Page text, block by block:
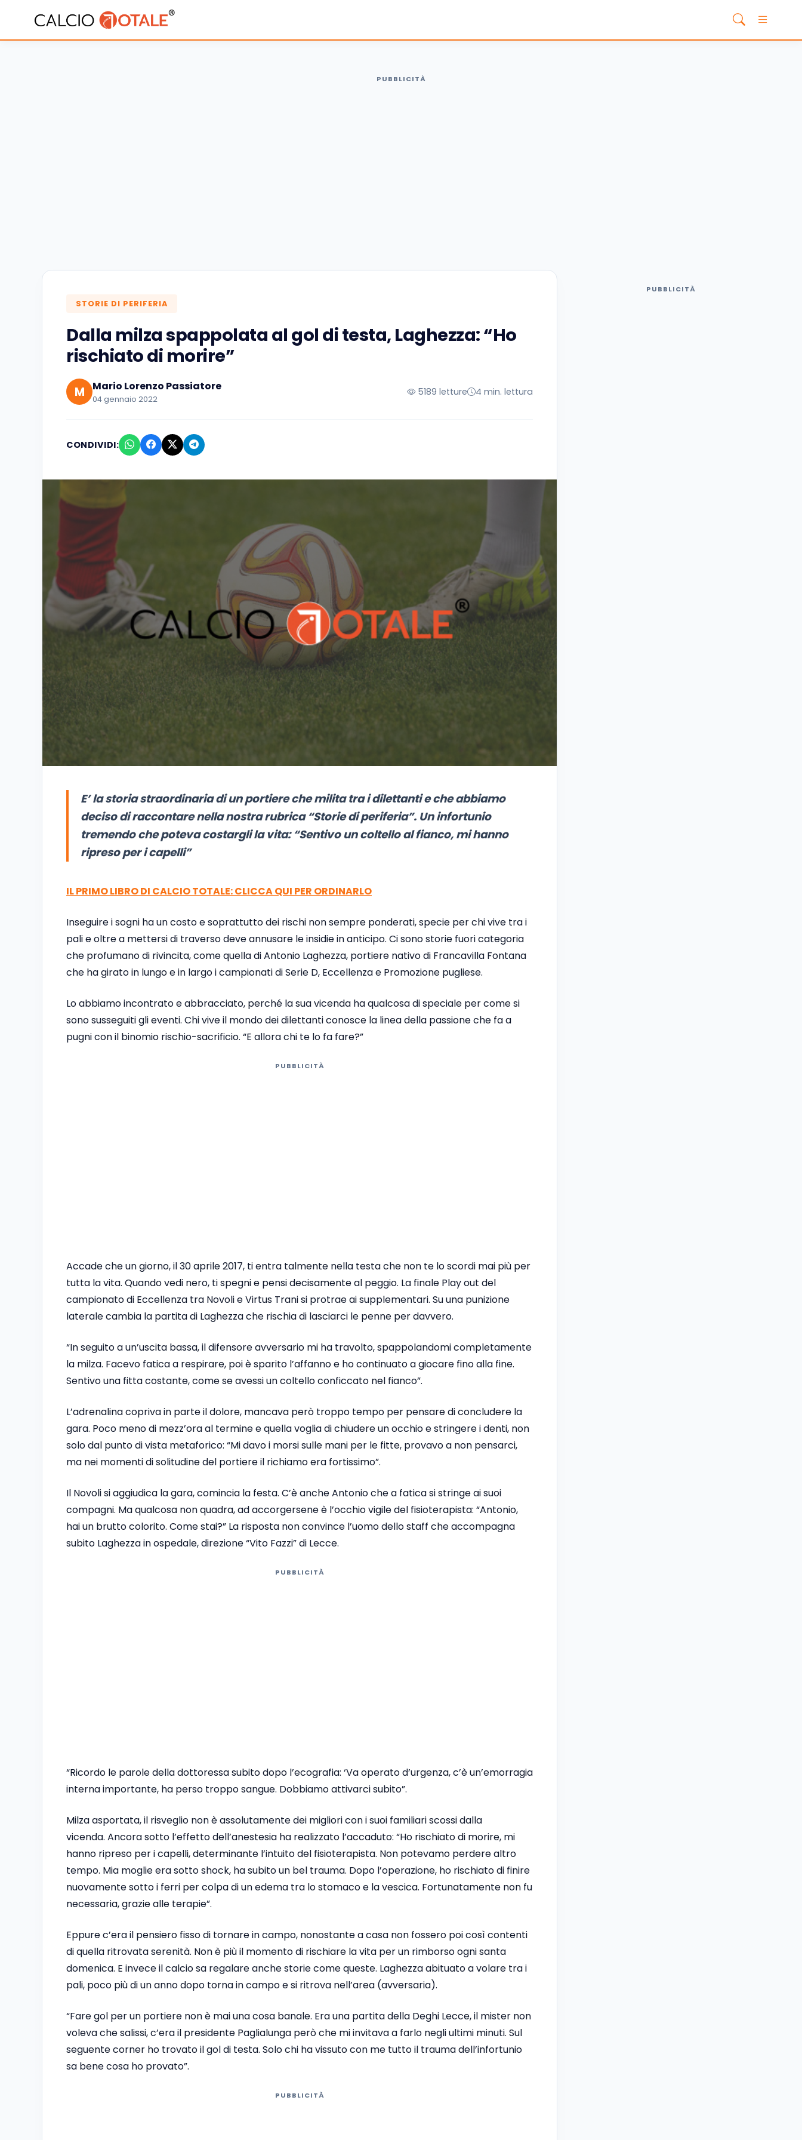
PUBBLICITÀ
STORIE DI PERIFERIA
Dalla milza spappolata al gol di testa, Laghezza: “Ho
rischiato di morire”
M Mario Lorenzo Passiatore
04 gennaio 2022
5189 letture 4 min. lettura
CONDIVIDI:
E’ la storia straordinaria di un portiere che milita tra i dilettanti e che abbiamo
deciso di raccontare nella nostra rubrica “Storie di periferia”. Un infortunio
tremendo che poteva costargli la vita: “Sentivo un coltello al fianco, mi hanno
ripreso per i capelli”
IL PRIMO LIBRO DI CALCIO TOTALE: CLICCA QUI PER ORDINARLO
Inseguire i sogni ha un costo e soprattutto dei rischi non sempre ponderati, specie per chi vive tra i
pali e oltre a mettersi di traverso deve annusare le insidie in anticipo. Ci sono storie fuori categoria
che profumano di rivincita, come quella di Antonio Laghezza, portiere nativo di Francavilla Fontana
che ha girato in lungo e in largo i campionati di Serie D, Eccellenza e Promozione pugliese.
Lo abbiamo incontrato e abbracciato, perché la sua vicenda ha qualcosa di speciale per come si
sono susseguiti gli eventi. Chi vive il mondo dei dilettanti conosce la linea della passione che fa a
pugni con il binomio rischio-sacrificio. “E allora chi te lo fa fare?”
PUBBLICITÀ
Accade che un giorno, il 30 aprile 2017, ti entra talmente nella testa che non te lo scordi mai più per
tutta la vita. Quando vedi nero, ti spegni e pensi decisamente al peggio. La finale Play out del
campionato di Eccellenza tra Novoli e Virtus Trani si protrae ai supplementari. Su una punizione
laterale cambia la partita di Laghezza che rischia di lasciarci le penne per davvero.
“In seguito a un’uscita bassa, il difensore avversario mi ha travolto, spappolandomi completamente
la milza. Facevo fatica a respirare, poi è sparito l’affanno e ho continuato a giocare fino alla fine.
Sentivo una fitta costante, come se avessi un coltello conficcato nel fianco”.
L’adrenalina copriva in parte il dolore, mancava però troppo tempo per pensare di concludere la
gara. Poco meno di mezz’ora al termine e quella voglia di chiudere un occhio e stringere i denti, non
solo dal punto di vista metaforico: “Mi davo i morsi sulle mani per le fitte, provavo a non pensarci,
ma nei momenti di solitudine del portiere il richiamo era fortissimo”.
Il Novoli si aggiudica la gara, comincia la festa. C’è anche Antonio che a fatica si stringe ai suoi
compagni. Ma qualcosa non quadra, ad accorgersene è l’occhio vigile del fisioterapista: “Antonio,
hai un brutto colorito. Come stai?” La risposta non convince l’uomo dello staff che accompagna
subito Laghezza in ospedale, direzione “Vito Fazzi” di Lecce.
PUBBLICITÀ
“Ricordo le parole della dottoressa subito dopo l’ecografia: ‘Va operato d’urgenza, c’è un’emorragia
interna importante, ha perso troppo sangue. Dobbiamo attivarci subito”.
Milza asportata, il risveglio non è assolutamente dei migliori con i suoi familiari scossi dalla
vicenda. Ancora sotto l’effetto dell’anestesia ha realizzato l’accaduto: “Ho rischiato di morire, mi
hanno ripreso per i capelli, determinante l’intuito del fisioterapista. Non potevamo perdere altro
tempo. Mia moglie era sotto shock, ha subito un bel trauma. Dopo l’operazione, ho rischiato di finire
nuovamente sotto i ferri per colpa di un edema tra lo stomaco e la vescica. Fortunatamente non fu
necessaria, grazie alle terapie”.
Eppure c’era il pensiero fisso di tornare in campo, nonostante a casa non fossero poi così contenti
di quella ritrovata serenità. Non è più il momento di rischiare la vita per un rimborso ogni santa
domenica. E invece il calcio sa regalare anche storie come queste. Laghezza abituato a volare tra i
pali, poco più di un anno dopo torna in campo e si ritrova nell’area (avversaria).
“Fare gol per un portiere non è mai una cosa banale. Era una partita della Deghi Lecce, il mister non
voleva che salissi, c’era il presidente Paglialunga però che mi invitava a farlo negli ultimi minuti. Sul
seguente corner ho trovato il gol di testa. Solo chi ha vissuto con me tutto il trauma dell’infortunio
sa bene cosa ho provato”.
PUBBLICITÀ
PUBBLICITÀ